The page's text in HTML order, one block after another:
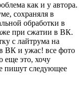
как и у автора.
сохраняля в
обработки в
при сжатии в ВК.
с лайтрума на
ВК и ужас! все фото
еще это, хочу
пишут следующее